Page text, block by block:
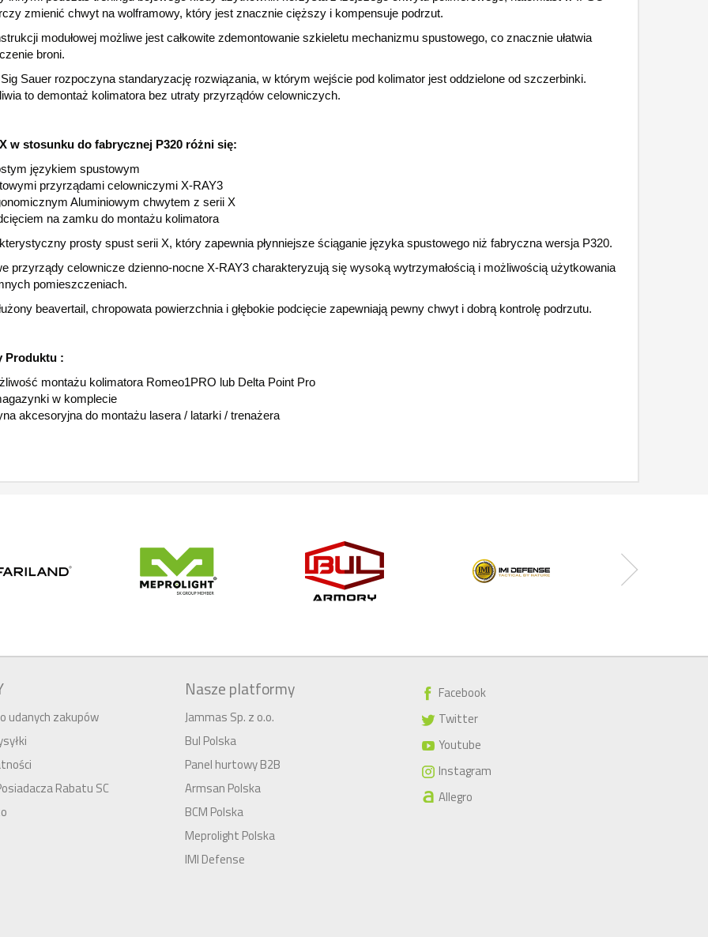
zmienić chwyt na wolframowy, który jest znacznie cięższy i kompensuje podrzut.
modułowej możliwe jest całkowite zdemontowanie szkieletu mechanizmu spustowego, co znacznie ułatwia
broni.
Sauer rozpoczyna standaryzację rozwiązania, w którym wejście pod kolimator jest oddzielone od szczerbinki.
to demontaż kolimatora bez utraty przyrządów celowniczych.
w stosunku do fabrycznej P320 różni się:
językiem spustowym
przyrządami celowniczymi X-RAY3
Aluminiowym chwytem z serii X
na zamku do montażu kolimatora
prosty spust serii X, który zapewnia płynniejsze ściąganie języka spustowego niż fabryczna wersja P320.
przyrządy celownicze dzienno-nocne X-RAY3 charakteryzują się wysoką wytrzymałością i możliwością użytkowania
pomieszczeniach.
beavertail, chropowata powierzchnia i głębokie podcięcie zapewniają pewny chwyt i dobrą kontrolę podrzutu.
Produktu :
montażu kolimatora Romeo1PRO lub Delta Point Pro
w komplecie
akcesoryjna do montażu lasera / latarki / trenażera
Facebook
Twitter
Youtube
Instagram
Allegro
udanych zakupów
Rabatu SC
Nasze platformy
Jammas Sp. z o.o.
Bul Polska
Panel hurtowy B2B
Armsan Polska
BCM Polska
Meprolight Polska
IMI Defense